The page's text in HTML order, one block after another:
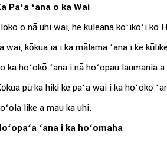
Paʻa ʻana o ka Wai
o nā uhi wai, he kuleana koʻikoʻi ko
wai, kōkua ia i ka mālama ʻana i ke
ka hoʻokō ʻana i nā hoʻopau laumania
pū ka hiki ke paʻa wai i ka hoʻokō
like a mau ka uhi.
ʻana i ka hoʻomaha